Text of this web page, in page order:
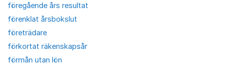
föregående års resultat
förenklat årsbokslut
företrädare
förkortat räkenskapsår
förmån utan lön